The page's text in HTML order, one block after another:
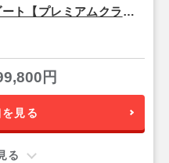
ト【プレミアムクラブ
シンガポール航空/名
円
見る
る